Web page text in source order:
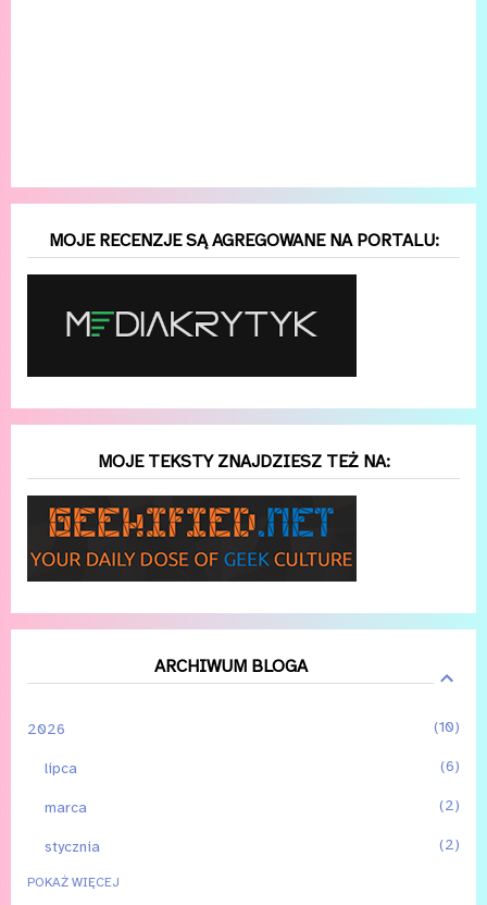
MOJE RECENZJE SĄ AGREGOWANE NA PORTALU:
MOJE TEKSTY ZNAJDZIESZ TEŻ NA:
ARCHIWUM BLOGA
2026 10
lipca 6
marca 2
stycznia 2
2025
POKAŻ WIĘCEJ